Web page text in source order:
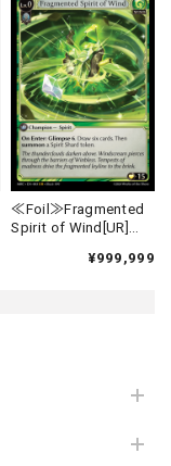
≪Foil≫Fragmented
Spirit of Wind[UR]
¥999,999